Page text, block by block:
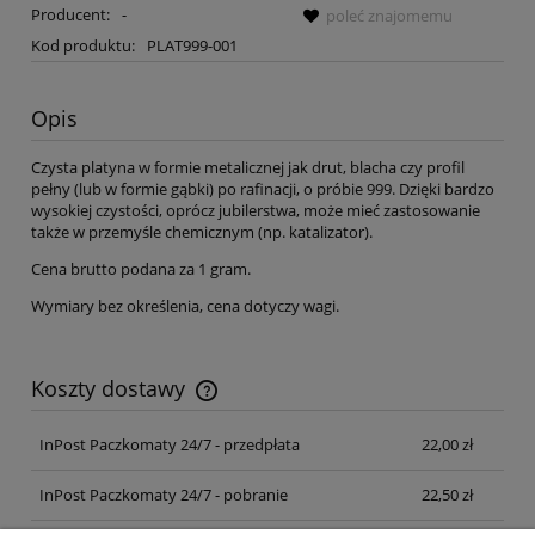
Producent: -
Kod produktu:
PLAT999-001
poleć znajomemu
Opis
Czysta platyna w formie metalicznej jak drut, blacha czy profil
pełny (lub w formie gąbki) po rafinacji, o próbie 999. Dzięki bardzo
wysokiej czystości, oprócz jubilerstwa, może mieć zastosowanie
także w przemyśle chemicznym (np. katalizator).
Cena brutto podana za 1 gram.
Wymiary bez określenia, cena dotyczy wagi.
Koszty dostawy
Cena nie zawiera ewentualnych kosztów płatności
InPost Paczkomaty 24/7 - przedpłata
22,00 zł
InPost Paczkomaty 24/7 - pobranie 22,50 zł